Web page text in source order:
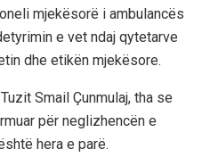
mjekësorë i ambulancës
e vet ndaj qytetarve
dhe etikën mjekësore.
Smail Çunmulaj, tha se
për neglizhencën e
hera e parë.